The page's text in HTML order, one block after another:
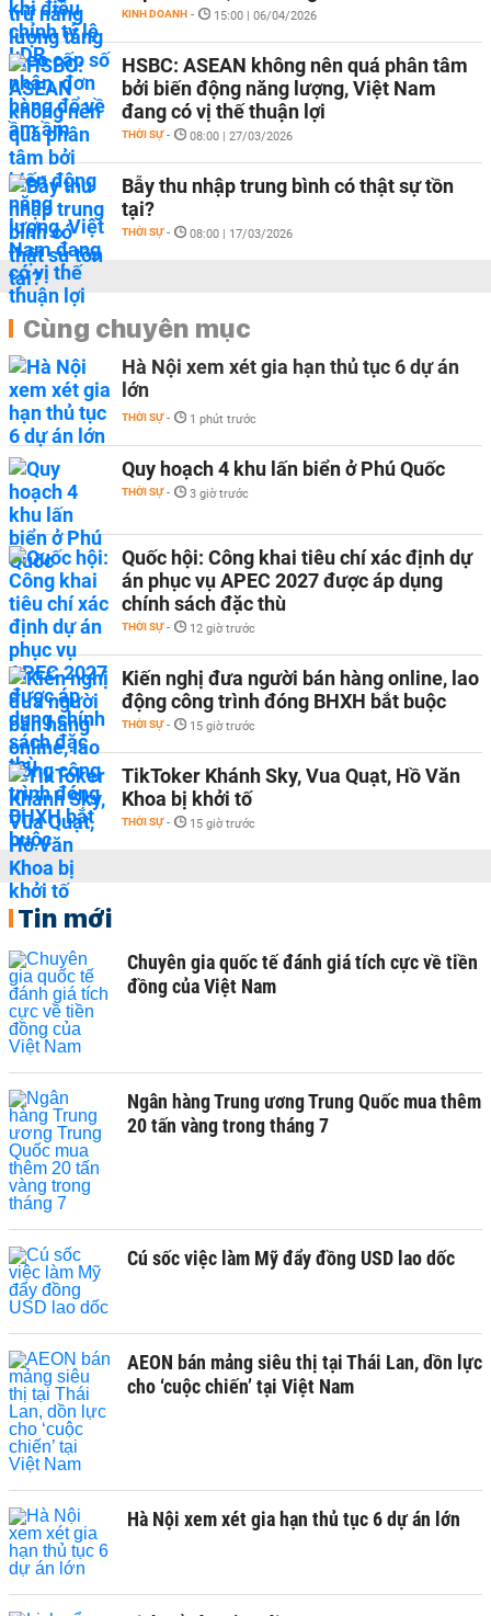
KINH DOANH - 15:00 | 06/04/2026
HSBC: ASEAN không nên quá phân tâm
bởi biến động năng lượng, Việt Nam
đang có vị thế thuận lợi
THỜI SỰ - 08:00 | 27/03/2026
Bẫy thu nhập trung bình có thật sự tồn
tại?
THỜI SỰ - 08:00 | 17/03/2026
Cùng chuyên mục
Hà Nội xem xét gia hạn thủ tục 6 dự án
lớn
THỜI SỰ - 1 phút trước
Quy hoạch 4 khu lấn biển ở Phú Quốc
THỜI SỰ - 3 giờ trước
Quốc hội: Công khai tiêu chí xác định dự
án phục vụ APEC 2027 được áp dụng
chính sách đặc thù
THỜI SỰ - 12 giờ trước
Kiến nghị đưa người bán hàng online, lao
động công trình đóng BHXH bắt buộc
THỜI SỰ - 15 giờ trước
TikToker Khánh Sky, Vua Quạt, Hồ Văn
Khoa bị khởi tố
THỜI SỰ - 15 giờ trước
Tin mới
Chuyên gia quốc tế đánh giá tích cực về tiền
đồng của Việt Nam
Ngân hàng Trung ương Trung Quốc mua thêm
20 tấn vàng trong tháng 7
Cú sốc việc làm Mỹ đẩy đồng USD lao dốc
AEON bán mảng siêu thị tại Thái Lan, dồn lực
cho ‘cuộc chiến’ tại Việt Nam
Hà Nội xem xét gia hạn thủ tục 6 dự án lớn